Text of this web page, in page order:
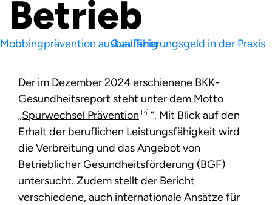
Betrieb
Der im Dezember 2024 erschienene BKK-
Gesundheitsreport steht unter dem Motto
„Spurwechsel Prävention
“. Mit Blick auf den
Erhalt der beruflichen Leistungsfähigkeit wird
die Verbreitung und das Angebot von
Betrieblicher Gesundheitsförderung (BGF)
untersucht. Zudem stellt der Bericht
verschiedene, auch internationale Ansätze für
Mobbingprävention ausbaufähigQualifizierungsgeld in der Praxis